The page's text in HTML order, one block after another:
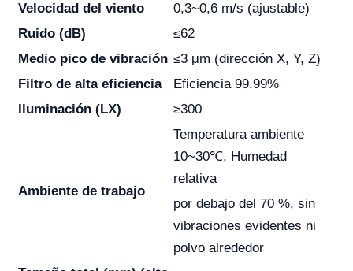
Velocidad del viento
0,3~0,6 m/s (ajustable)
Ruido (dB)
≤62
Medio pico de vibración ≤3 μm (dirección X, Y, Z)
Filtro de alta eficiencia
Eficiencia 99.99%
Iluminación (LX)
≥300
Ambiente de trabajo
Temperatura ambiente
10~30℃, Humedad
relativa
por debajo del 70 %, sin
vibraciones evidentes ni
polvo alrededor